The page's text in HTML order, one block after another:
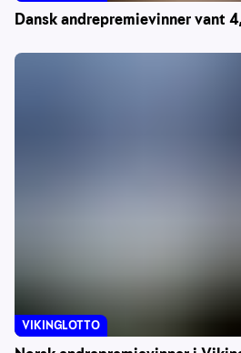
Dansk andrepremievinner vant
VIKINGLOTTO